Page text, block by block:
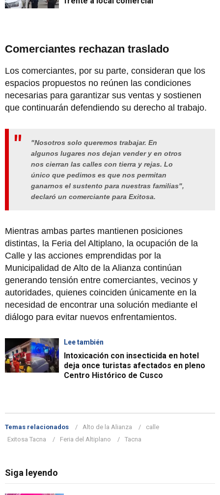
Comerciantes rechazan traslado
Los comerciantes, por su parte, consideran que los
espacios propuestos no reúnen las condiciones
necesarias para garantizar sus ventas y sostienen
que continuarán defendiendo su derecho al trabajo.
"Nosotros solo queremos trabajar. En
algunos lugares nos dejan vender y en otros
nos cierran las calles con tierra y rejas. Lo
único que pedimos es que nos permitan
ganarnos el sustento para nuestras familias",
declaró un comerciante para Exitosa.
Mientras ambas partes mantienen posiciones
distintas, la Feria del Altiplano, la ocupación de la
Calle y las acciones emprendidas por la
Municipalidad de Alto de la Alianza continúan
generando tensión entre comerciantes, vecinos y
autoridades, quienes coinciden únicamente en la
necesidad de encontrar una solución mediante el
diálogo para evitar nuevos enfrentamientos.
Lee también
Intoxicación con insecticida en hotel
deja once turistas afectados en pleno
Centro Histórico de Cusco
Temas relacionados Alto de la Alianza
calle
Exitosa Tacna
Feria del Altiplano Tacna
Siga leyendo